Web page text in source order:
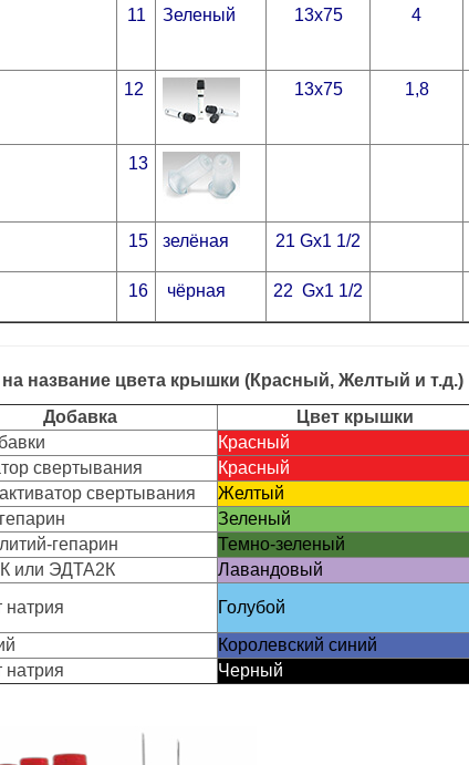
11 Зеленый 13х75 4
12 13х75 1,8
13
15 зелёная 21 Gх1 1/2
16 чёрная 22 Gх1 1/2
название цвета крышки (Красный, Желтый и т.д.)
Добавка
Цвет крышки
Красный
свертывания
Красный
свертывания
Желтый
Зеленый
гепарин
Темно-зеленый
или ЭДТА2К
Лавандовый
натрия
Голубой
Королевский синий
натрия Черный